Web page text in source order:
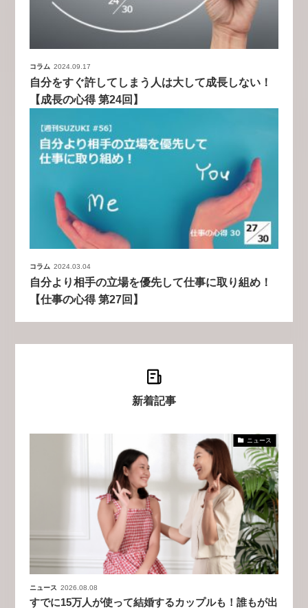
コラム 2024.09.17
自分をすぐ許してしまう人は大して成長しない！
【成長の心得 第24回】
コラム 2024.03.04
自分より相手の立場を優先して仕事に取り組め！
【仕事の心得 第27回】
新着記事
ニュース
ニュース 2026.08.08
すでに15万人が使って結婚するカップルも！誰もが出